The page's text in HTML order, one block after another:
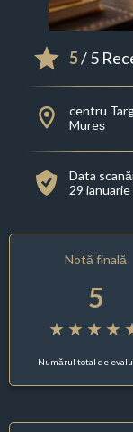
5/ 5
centru
Mureș
Data
29
Notă finală
5
Numărul total de